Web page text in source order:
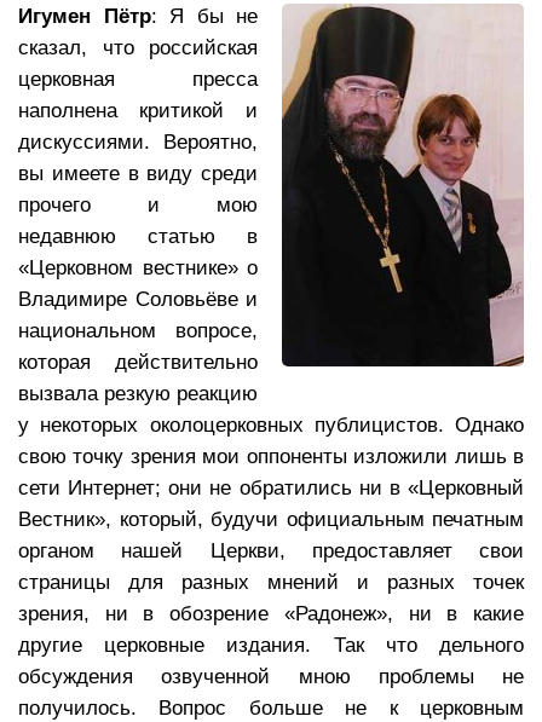
Игумен Пётр: Я бы не
сказал, что российская
церковная пресса
наполнена критикой и
дискуссиями. Вероятно,
вы имеете в виду среди
прочего и мою
недавнюю статью в
«Церковном вестнике» о
Владимире Соловьёве и
национальном вопросе,
которая действительно
вызвала резкую реакцию
у некоторых околоцерковных публицистов. Однако
свою точку зрения мои оппоненты изложили лишь в
сети Интернет; они не обратились ни в «Церковный
Вестник», который, будучи официальным печатным
органом нашей Церкви, предоставляет свои
страницы для разных мнений и разных точек
зрения, ни в обозрение «Радонеж», ни в какие
другие церковные издания. Так что дельного
обсуждения озвученной мною проблемы не
получилось. Вопрос больше не к церковным